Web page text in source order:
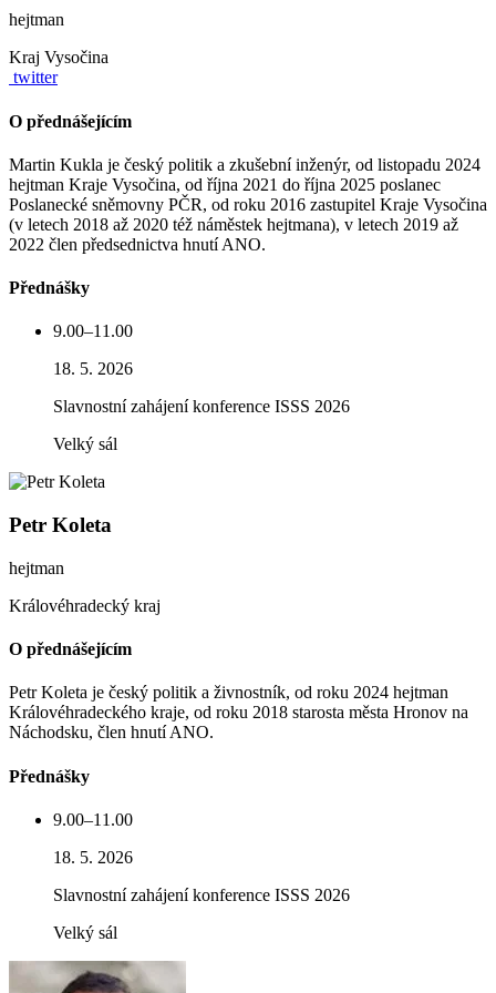
hejtman
Kraj Vysočina
twitter
O přednášejícím
Martin Kukla je český politik a zkušební inženýr, od listopadu 2024
hejtman Kraje Vysočina, od října 2021 do října 2025 poslanec
Poslanecké sněmovny PČR, od roku 2016 zastupitel Kraje Vysočina
(v letech 2018 až 2020 též náměstek hejtmana), v letech 2019 až
2022 člen předsednictva hnutí ANO.
Přednášky
9.00–11.00
18. 5. 2026
Slavnostní zahájení konference ISSS 2026
Velký sál
Petr Koleta
hejtman
Královéhradecký kraj
O přednášejícím
Petr Koleta je český politik a živnostník, od roku 2024 hejtman
Královéhradeckého kraje, od roku 2018 starosta města Hronov na
Náchodsku, člen hnutí ANO.
Přednášky
9.00–11.00
18. 5. 2026
Slavnostní zahájení konference ISSS 2026
Velký sál